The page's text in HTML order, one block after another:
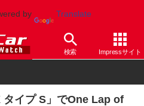
by Translate
検索 Impressサイト
NSX
タイプ S」でOne Lap of